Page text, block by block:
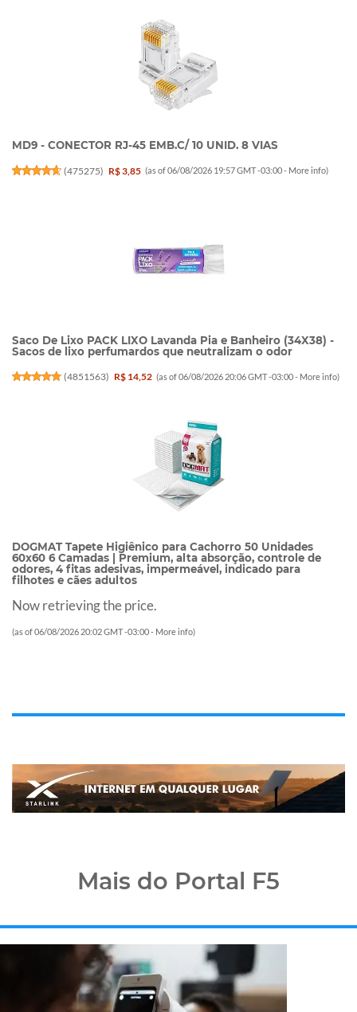
MD9 - CONECTOR RJ-45 EMB.C/ 10 UNID. 8 VIAS
(475275) R$ 3,85 (as of 06/08/2026 19:57 GMT -03:00 - More info)
Saco De Lixo PACK LIXO Lavanda Pia e Banheiro (34X38) -
Sacos de lixo perfumardos que neutralizam o odor
(4851563) R$ 14,52 (as of 06/08/2026 20:06 GMT -03:00 - More info)
DOGMAT Tapete Higiênico para Cachorro 50 Unidades
60x60 6 Camadas | Premium, alta absorção, controle de
odores, 4 fitas adesivas, impermeável, indicado para
filhotes e cães adultos
Now retrieving the price.
(as of 06/08/2026 20:02 GMT -03:00 - More info)
Mais do Portal F5